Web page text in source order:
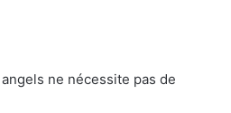
ne nécessite pas de